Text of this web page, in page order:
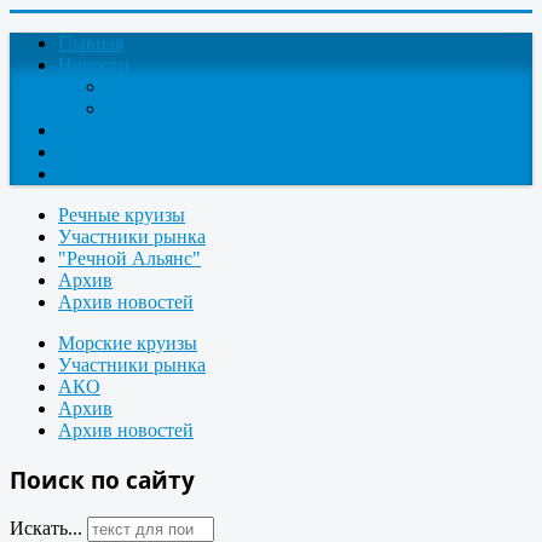
Главная
Новости
Речные круизы
Участники рынка
"Речной Альянс"
Архив
Архив новостей
Морские круизы
Участники рынка
АКО
Архив
Архив новостей
Поиск по сайту
Искать...